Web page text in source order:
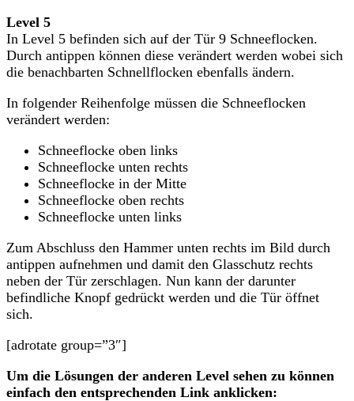
Level 5
In Level 5 befinden sich auf der Tür 9 Schneeflocken.
Durch antippen können diese verändert werden wobei sich
die benachbarten Schnellflocken ebenfalls ändern.
In folgender Reihenfolge müssen die Schneeflocken
verändert werden:
Schneeflocke oben links
Schneeflocke unten rechts
Schneeflocke in der Mitte
Schneeflocke oben rechts
Schneeflocke unten links
Zum Abschluss den Hammer unten rechts im Bild durch
antippen aufnehmen und damit den Glasschutz rechts
neben der Tür zerschlagen. Nun kann der darunter
befindliche Knopf gedrückt werden und die Tür öffnet
sich.
[adrotate group=”3″]
Um die Lösungen der anderen Level sehen zu können
einfach den entsprechenden Link anklicken: